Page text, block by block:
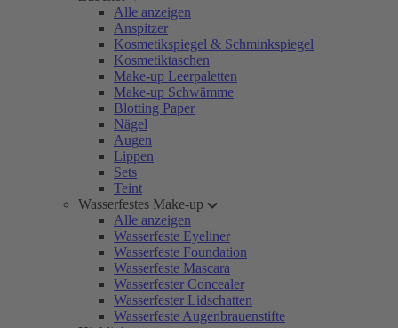
Alle anzeigen
Anspitzer
Kosmetikspiegel & Schminkspiegel
Kosmetiktaschen
Make-up Leerpaletten
Make-up Schwämme
Blotting Paper
Nägel
Augen
Lippen
Sets
Teint
Wasserfestes Make-up
Alle anzeigen
Wasserfeste Eyeliner
Wasserfeste Foundation
Wasserfeste Mascara
Wasserfester Concealer
Wasserfester Lidschatten
Wasserfeste Augenbrauenstifte